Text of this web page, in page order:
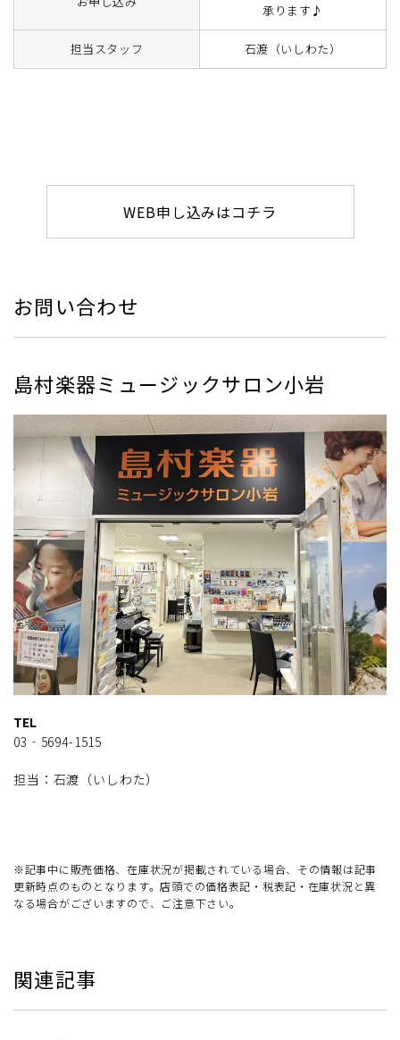
承ります♪
担当スタッフ 石渡（いしわた）
WEB申し込みはコチラ
お問い合わせ
島村楽器ミュージックサロン小岩
TEL
03‐5694-1515
担当：石渡（いしわた）
※記事中に販売価格、在庫状況が掲載されている場合、その情報は記事
更新時点のものとなります。店頭での価格表記・税表記・在庫状況と異
なる場合がございますので、ご注意下さい。
関連記事